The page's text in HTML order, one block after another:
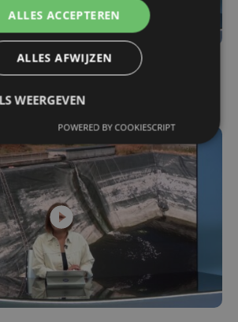
| 18:30
ALLES ACCEPTEREN
ALLES AFWIJZEN
WEERGEVEN
POWERED BY COOKIESCRIPT